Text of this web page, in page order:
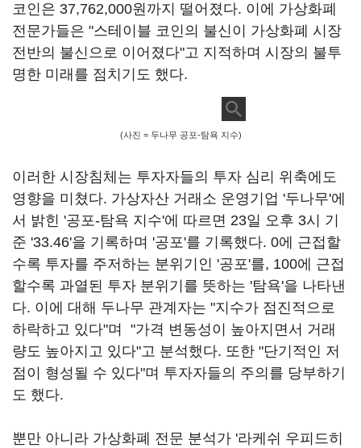
코인은 37,762,000원까지 떨어졌다. 이에 가상화폐
전문가들은 "스테이블 코인의 불신이 가상화폐 시장
전반의 불신으로 이어졌다"고 지적하며 시장의 불투
명한 미래를 점치기도 했다.
(사진 = 두나무 공포-탐욕 지수)
이러한 시장침체는 투자자들의 투자 심리 위축에도
영향을 미쳤다. 가상자산 거래소 운영기업 '두나무'에
서 밝힌 '공포-탐욕 지수'에 따르면 23일 오후 3시 기
준 '33.46'을 기록하며 '공포'를 기록했다. 0에 근접할
수록 투자를 주저하는 분위기인 '공포'를, 100에 근접
할수록 과열된 투자 분위기를 뜻하는 '탐욕'을 나타낸
다. 이에 대해 두나무 관계자는 "지수가 점진적으로
하락하고 있다"며 "가격 변동성이 높아지면서 거래
량도 높아지고 있다"고 분석했다. 또한 "단기적인 저
점이 형성될 수 있다"며 투자자들의 주의를 당부하기
도 했다.
뿐만 아니라 가상화폐 전문 분석가 '라케쉬 우피드히